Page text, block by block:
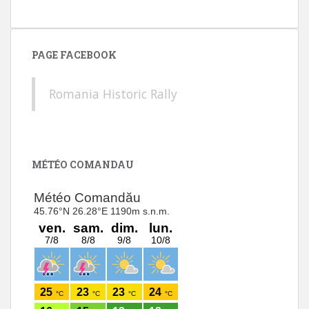
PAGE FACEBOOK
Romania Historic Rally
MÉTÉO COMANDAU